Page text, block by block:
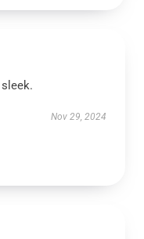
Nov 29, 2024